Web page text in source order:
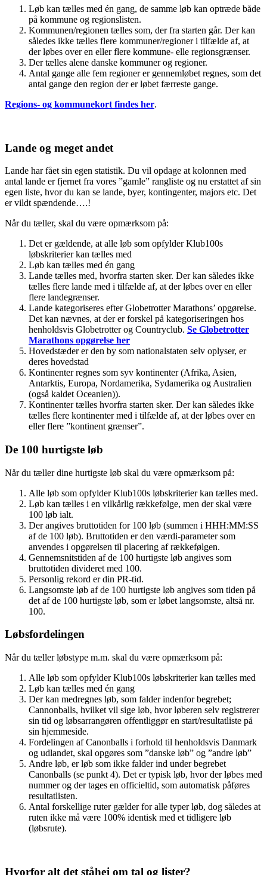
Løb kan tælles med én gang, de samme løb kan optræde både
på kommune og regionslisten.
Kommunen/regionen tælles som, der fra starten går. Der kan
således ikke tælles flere kommuner/regioner i tilfælde af, at
der løbes over en eller flere kommune- elle regionsgrænser.
Der tælles alene danske kommuner og regioner.
Antal gange alle fem regioner er gennemløbet regnes, som det
antal gange den region der er løbet færreste gange.
Regions- og kommunekort findes her.
Lande og meget andet
Lande har fået sin egen statistik. Du vil opdage at kolonnen med
antal lande er fjernet fra vores ”gamle” rangliste og nu erstattet af sin
egen liste, hvor du kan se lande, byer, kontingenter, majors etc. Det
er vildt spændende….!
Når du tæller, skal du være opmærksom på:
Det er gældende, at alle løb som opfylder Klub100s
løbskriterier kan tælles med
Løb kan tælles med én gang
Lande tælles med, hvorfra starten sker. Der kan således ikke
tælles flere lande med i tilfælde af, at der løbes over en eller
flere landegrænser.
Lande kategoriseres efter Globetrotter Marathons’ opgørelse.
Det kan nævnes, at der er forskel på kategoriseringen hos
henholdsvis Globetrotter og Countryclub. Se Globetrotter
Marathons opgørelse her
Hovedstæder er den by som nationalstaten selv oplyser, er
deres hovedstad
Kontinenter regnes som syv kontinenter (Afrika, Asien,
Antarktis, Europa, Nordamerika, Sydamerika og Australien
(også kaldet Oceanien)).
Kontinenter tælles hvorfra starten sker. Der kan således ikke
tælles flere kontinenter med i tilfælde af, at der løbes over en
eller flere ”kontinent grænser”.
De 100 hurtigste løb
Når du tæller dine hurtigste løb skal du være opmærksom på:
Alle løb som opfylder Klub100s løbskriterier kan tælles med.
Løb kan tælles i en vilkårlig rækkefølge, men der skal være
100 løb ialt.
Der angives bruttotiden for 100 løb (summen i HHH:MM:SS
af de 100 løb). Bruttotiden er den værdi-parameter som
anvendes i opgørelsen til placering af rækkefølgen.
Gennemsnitstiden af de 100 hurtigste løb angives som
bruttotiden divideret med 100.
Personlig rekord er din PR-tid.
Langsomste løb af de 100 hurtigste løb angives som tiden på
det af de 100 hurtigste løb, som er løbet langsomste, altså nr.
100.
Løbsfordelingen
Når du tæller løbstype m.m. skal du være opmærksom på:
Alle løb som opfylder Klub100s løbskriterier kan tælles med
Løb kan tælles med én gang
Der kan medregnes løb, som falder indenfor begrebet;
Cannonballs, hvilket vil sige løb, hvor løberen selv registrerer
sin tid og løbsarrangøren offentliggør en start/resultatliste på
sin hjemmeside.
Fordelingen af Canonballs i forhold til henholdsvis Danmark
og udlandet, skal opgøres som ”danske løb” og ”andre løb”
Andre løb, er løb som ikke falder ind under begrebet
Canonballs (se punkt 4). Det er typisk løb, hvor der løbes med
nummer og der tages en officieltid, som automatisk påføres
resultatlisten.
Antal forskellige ruter gælder for alle typer løb, dog således at
ruten ikke må være 100% identisk med et tidligere løb
(løbsrute).
Hvorfor alt det ståhej om tal og lister?